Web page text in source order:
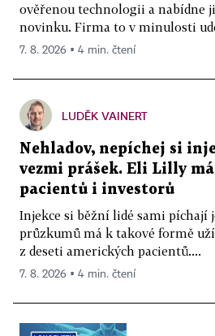
ověřenou technologii a nabídne
novinku. Firma to v minulosti
7. 8. 2026 ▪ 4 min. čtení
LUDĚK VAINERT
Nehladov, nepíchej si
vezmi prášek. Eli Lilly
pacientů i investorů
Injekce si běžní lidé sami píchají
průzkumů má k takové formě
z deseti amerických pacientů....
7. 8. 2026 ▪ 4 min. čtení